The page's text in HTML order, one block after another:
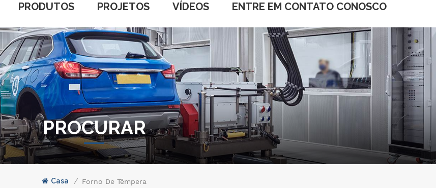
PRODUTOS PROJETOS VÍDEOS ENTRE EM CONTATO CONOSCO
PROCURAR
Casa / Forno De Têmpera